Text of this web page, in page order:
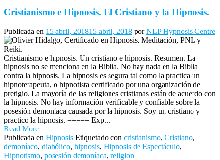
Cristianismo e Hipnosis. El Cristiano y la Hipnosis.
Publicada en 15 abril, 201815 abril, 2018 porNLP Hypnosis Centre
Cristianismo e hipnosis. Un cristiano e hipnosis. Resumen. La
hipnosis no se menciona en la Biblia. No hay nada en la Biblia
contra la hipnosis. La hipnosis es segura tal como la practica un
hipnoterapeuta, o hipnotista certificado por una organización de
pretigio. La mayoría de las religiones cristianas están de acuerdo con
la hipnosis. No hay información verificable y confiable sobre la
posesión demoníaca causada por la hipnosis. Soy un cristiano y
practico la hipnosis. ===== Exp...
Read More
Publicada en Hipnosis Etiquetado con cristianismo, Cristiano,
demoníaco, diabólico, hipnosis, Hipnosis de Espectáculo,
Hipnotismo, posesión demoníaca, religion